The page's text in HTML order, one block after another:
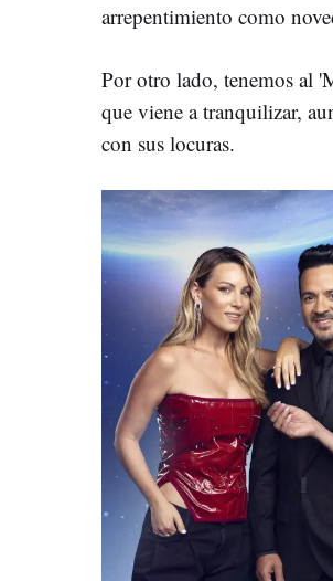
arrepentimiento como
Por otro lado, tenemos al
que viene a tranquilizar,
con sus locuras.